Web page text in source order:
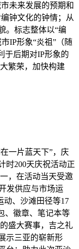
未来发展的预期和
钟文化的钟情；从
。标志整体以“编
IP形象“炎祖”（随
于后期对IP形象的
繁荣，加快构建
一片蓝天下”，庆
时200天庆祝活动正
，在活动当天受邀
发供应与市场运
、沙滩田径等17
、徽章、笔记本等
盛大赛事，吉之礼
示三亚的崭新形